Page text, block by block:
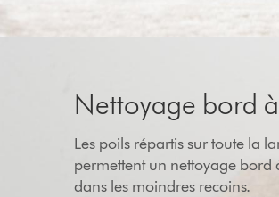
Nettoyage bord
Les poils répartis sur toute la
permettent un nettoyage bord
dans les moindres recoins.